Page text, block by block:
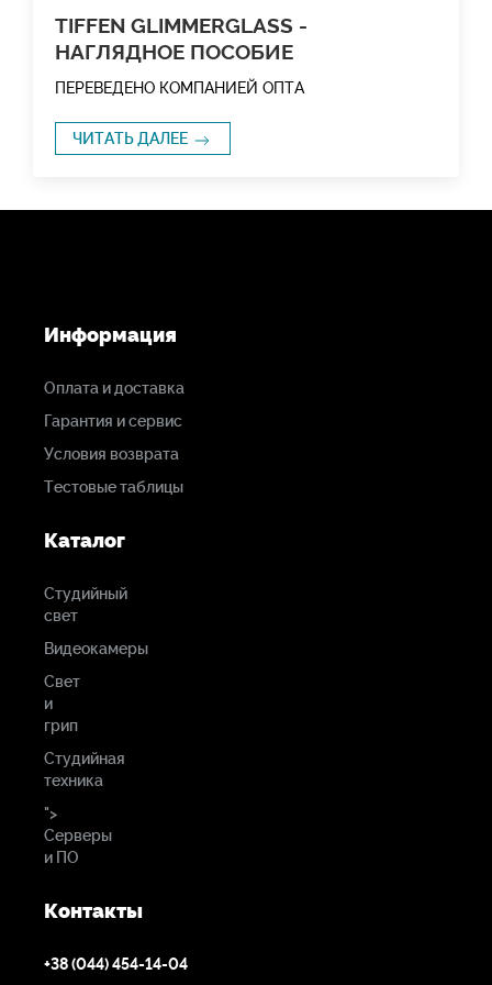
TIFFEN GLIMMERGLASS -
НАГЛЯДНОЕ ПОСОБИЕ
ПЕРЕВЕДЕНО КОМПАНИЕЙ ОПТА
ЧИТАТЬ ДАЛЕЕ
Информация
Оплата и доставка
Гарантия и сервис
Условия возврата
Тестовые таблицы
Каталог
Студийный
свет
Видеокамеры
Свет
и
грип
Студийная
техника
">
Серверы
и ПО
Контакты
+38 (044) 454-14-04